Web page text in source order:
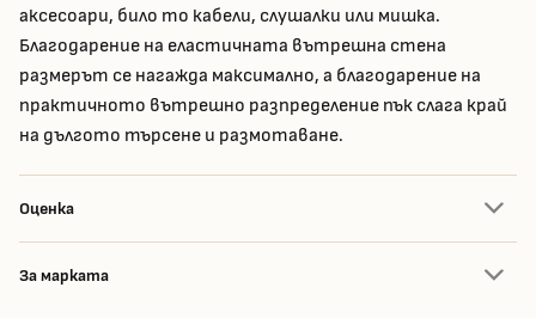
аксесоари, било то кабели, слушалки или мишка.
Благодарение на еластичната вътрешна стена
размерът се нагажда максимално, а благодарение на
практичното вътрешно разпределение пък слага край
на дългото търсене и размотаване.
Оценка
За марката